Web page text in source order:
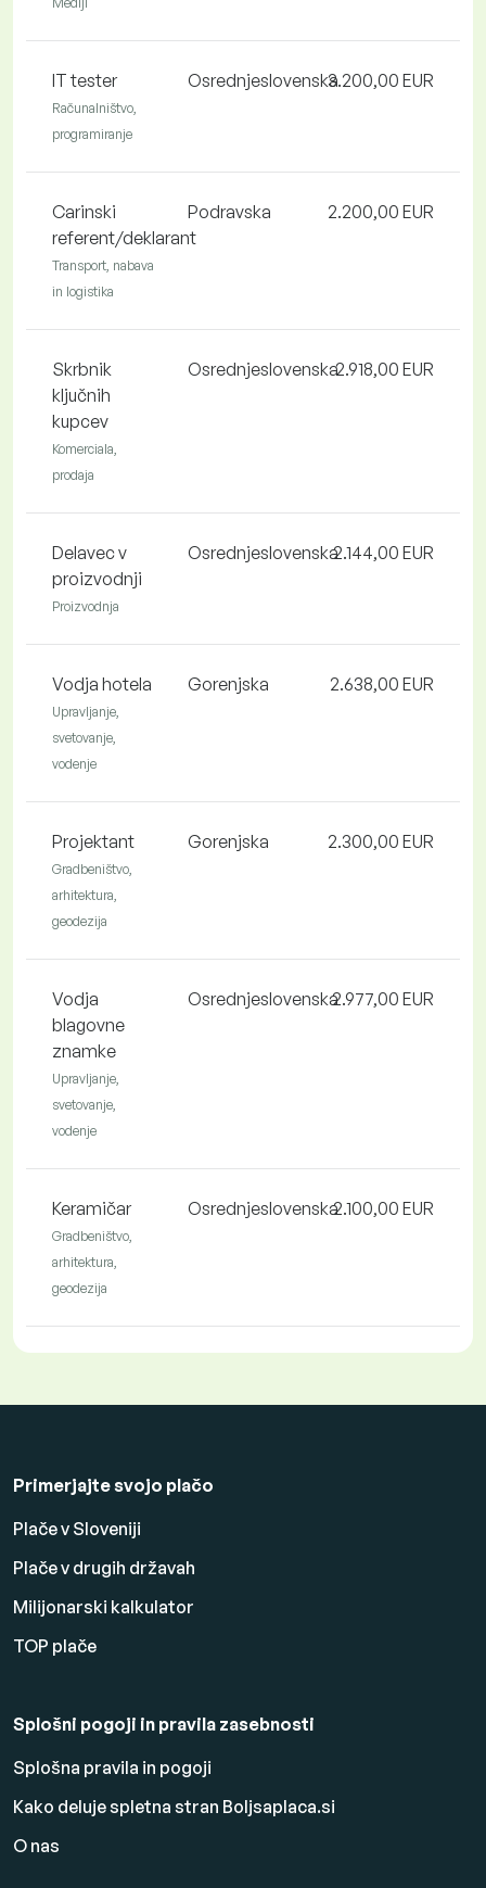
IT tester
Računalništvo,
programiranje
Osrednjeslovenska3.200,00 EUR
Carinski
referent/deklarant
Transport, nabava
in logistika
Podravska 2.200,00 EUR
Skrbnik
ključnih
kupcev
Komerciala,
prodaja
Osrednjeslovenska2.918,00 EUR
Delavec v
proizvodnji
Proizvodnja
Osrednjeslovenska2.144,00 EUR
Vodja hotela
Upravljanje,
svetovanje,
vodenje
Gorenjska 2.638,00 EUR
Projektant
Gradbeništvo,
arhitektura,
geodezija
Gorenjska 2.300,00 EUR
Vodja
blagovne
znamke
Upravljanje,
svetovanje,
vodenje
Osrednjeslovenska2.977,00 EUR
Keramičar
Gradbeništvo,
arhitektura,
geodezija
Osrednjeslovenska2.100,00 EUR
Primerjajte svojo plačo
Plače v Sloveniji
Plače v drugih državah
Milijonarski kalkulator
TOP plače
Splošni pogoji in pravila zasebnosti
Splošna pravila in pogoji
Kako deluje spletna stran Boljsaplaca.si
O nas